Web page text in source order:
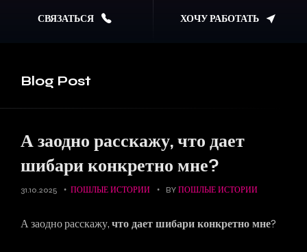
СВЯЗАТЬСЯ ХОЧУ РАБОТАТЬ
Blog Post
А заодно расскажу,что дает
шибари конкретно мне?
31.10.2025 ПОШЛЫЕ ИСТОРИИ BY ПОШЛЫЕ ИСТОРИИ
А заодно расскажу, что дает шибари конкретно мне?